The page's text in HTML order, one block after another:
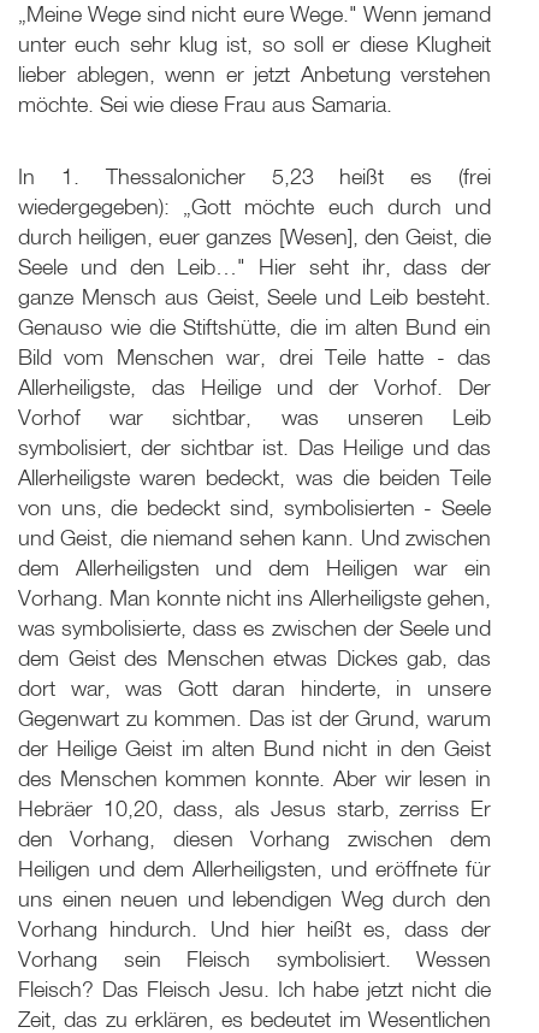
„Meine Wege sind nicht eure Wege." Wenn jemand
unter euch sehr klug ist, so soll er diese Klugheit
lieber ablegen, wenn er jetzt Anbetung verstehen
möchte. Sei wie diese Frau aus Samaria.
In 1. Thessalonicher 5,23 heißt es (frei
wiedergegeben): „Gott möchte euch durch und
durch heiligen, euer ganzes [Wesen], den Geist, die
Seele und den Leib…" Hier seht ihr, dass der
ganze Mensch aus Geist, Seele und Leib besteht.
Genauso wie die Stiftshütte, die im alten Bund ein
Bild vom Menschen war, drei Teile hatte - das
Allerheiligste, das Heilige und der Vorhof. Der
Vorhof war sichtbar, was unseren Leib
symbolisiert, der sichtbar ist. Das Heilige und das
Allerheiligste waren bedeckt, was die beiden Teile
von uns, die bedeckt sind, symbolisierten - Seele
und Geist, die niemand sehen kann. Und zwischen
dem Allerheiligsten und dem Heiligen war ein
Vorhang. Man konnte nicht ins Allerheiligste gehen,
was symbolisierte, dass es zwischen der Seele und
dem Geist des Menschen etwas Dickes gab, das
dort war, was Gott daran hinderte, in unsere
Gegenwart zu kommen. Das ist der Grund, warum
der Heilige Geist im alten Bund nicht in den Geist
des Menschen kommen konnte. Aber wir lesen in
Hebräer 10,20, dass, als Jesus starb, zerriss Er
den Vorhang, diesen Vorhang zwischen dem
Heiligen und dem Allerheiligsten, und eröffnete für
uns einen neuen und lebendigen Weg durch den
Vorhang hindurch. Und hier heißt es, dass der
Vorhang sein Fleisch symbolisiert. Wessen
Fleisch? Das Fleisch Jesu. Ich habe jetzt nicht die
Zeit, das zu erklären, es bedeutet im Wesentlichen